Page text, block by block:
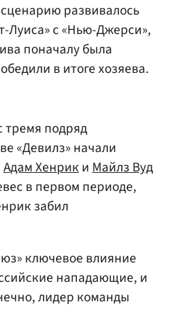
развивалось
Луиса» с «Нью-Джерси»,
поначалу была
в итоге хозяева.
тремя подряд
«Девилз» начали
Адам ХенрикиМайлз Вуд
в первом периоде,
забил
ключевое влияние
нападающие, и
лидер команды